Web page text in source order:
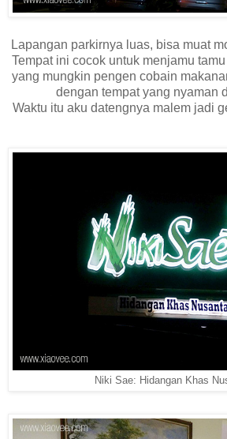
Lapangan parkirnya luas, bisa muat
Tempat ini cocok untuk menjamu
yang mungkin pengen cobain
dengan tempat yang nyaman
Waktu itu aku datengnya malem jadi
Niki Sae: Hidangan Khas